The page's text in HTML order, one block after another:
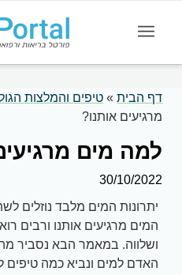
דף הבית» טיפים והמלצות
מרגיעים אותנו?
למה מים
30/10/2022
יתרונות המים מלבד נוזלים
המים מרגיעים אותנו ורבים
ושלווה. במאמר הבא נסביר
האדם למים ונביא כמה טיפים